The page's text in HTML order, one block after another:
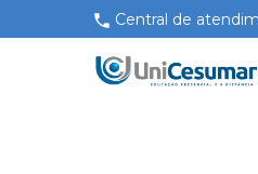
Central de